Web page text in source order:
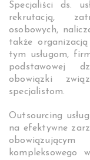
Specjaliści ds.
rekrutacją,
osobowych,
także
tym usługom,
podstawowej
obowiązki
specjalistom.
Outsourcing
na efektywne
kompleksowego